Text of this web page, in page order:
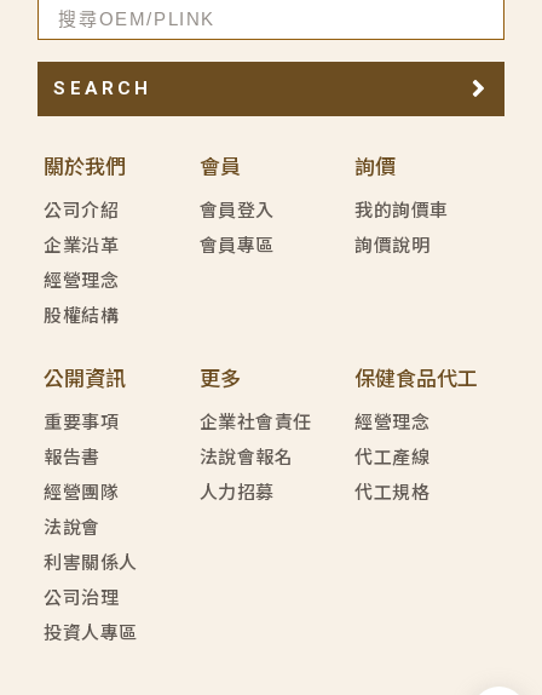
關於我們
公司介紹
企業沿革
經營理念
股權結構
會員
會員登入
會員專區
詢價
我的詢價車
詢價說明
公開資訊
重要事項
報告書
經營團隊
法說會
利害關係人
公司治理
投資人專區
更多
企業社會責任
法說會報名
人力招募
保健食品代工
經營理念
代工產線
代工規格
SEARCH